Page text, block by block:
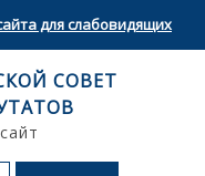
для слабовидящих
СОВЕТ